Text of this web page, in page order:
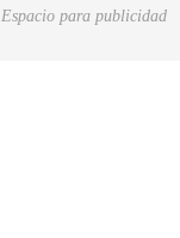
Espacio para publicidad